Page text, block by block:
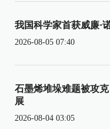
我国科学家首获威廉·
2026-08-05 07:40
石墨烯堆垛难题被攻
展
2026-08-04 03:05